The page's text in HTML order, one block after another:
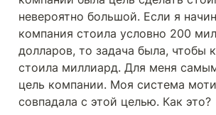
невероятно большой. Если я
компания стоила условно 200
долларов, то задача была, чтобы
стоила миллиард. Для меня
цель компании. Моя система
совпадала с этой целью. Как это?